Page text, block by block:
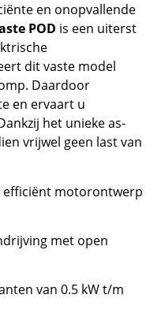
en onopvallende
POD is een uiterst
dit vaste model
Daardoor
en ervaart u
het unieke as-
vrijwel geen last van
efficiënt motorontwerp
met open
van 0.5 kW t/m